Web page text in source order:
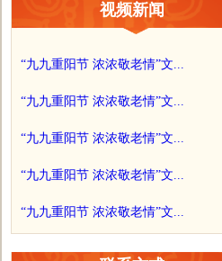
视频新闻
“九九重阳节 浓浓敬老情”文...
“九九重阳节 浓浓敬老情”文...
“九九重阳节 浓浓敬老情”文...
“九九重阳节 浓浓敬老情”文...
“九九重阳节 浓浓敬老情”文...